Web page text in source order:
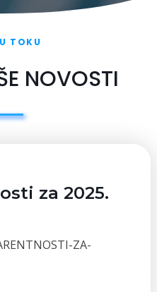
TOKU
NOVOSTI
za 2025.
ZA-